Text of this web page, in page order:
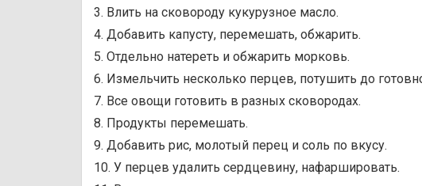
3. Влить на сковороду кукурузное масло.
4. Добавить капусту, перемешать, обжарить.
5. Отдельно натереть и обжарить морковь.
6. Измельчить несколько перцев, потушить до
7. Все овощи готовить в разных сковородах.
8. Продукты перемешать.
9. Добавить рис, молотый перец и соль по вкусу.
10. У перцев удалить сердцевину, нафаршировать.